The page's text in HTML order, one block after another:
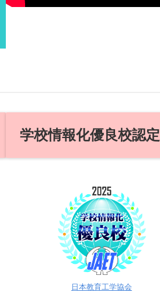
学校情報化優良校認定
日本教育工学協会